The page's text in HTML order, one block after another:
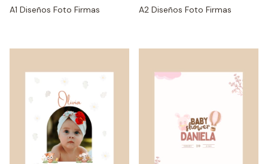
A1 Diseños Foto Firmas A2 Diseños Foto Firmas